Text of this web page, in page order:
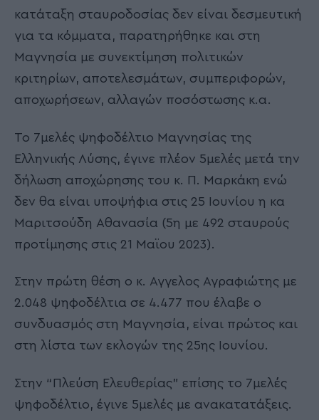
κατάταξη σταυροδοσίας δεν είναι δεσμευτική
για τα κόμματα, παρατηρήθηκε και στη
Μαγνησία με συνεκτίμηση πολιτικών
κριτηρίων, αποτελεσμάτων, συμπεριφορών,
αποχωρήσεων, αλλαγών ποσόστωσης κ.α.
Το 7μελές ψηφοδέλτιο Μαγνησίας της
Ελληνικής Λύσης, έγινε πλέον 5μελές μετά την
δήλωση αποχώρησης του κ. Π. Μαρκάκη ενώ
δεν θα είναι υποψήφια στις 25 Ιουνίου η κα
Μαριτσούδη Αθανασία (5η με 492 σταυρούς
προτίμησης στις 21 Μαϊου 2023).
Στην πρώτη θέση ο κ. Αγγελος Αγραφιώτης με
2.048 ψηφοδέλτια σε 4.477 που έλαβε ο
συνδυασμός στη Μαγνησία, είναι πρώτος και
στη λίστα των εκλογών της 25ης Ιουνίου.
Στην “Πλεύση Ελευθερίας” επίσης το 7μελές
ψηφοδέλτιο, έγινε 5μελές με ανακατατάξεις.